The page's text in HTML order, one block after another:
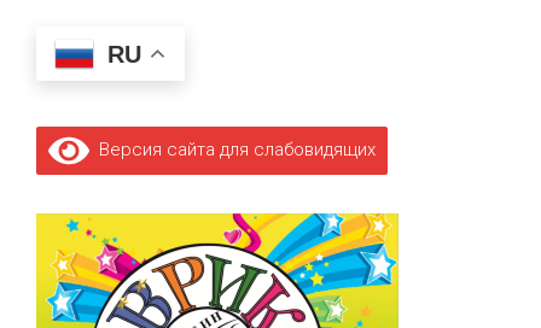
RU
Версия сайта для слабовидящих